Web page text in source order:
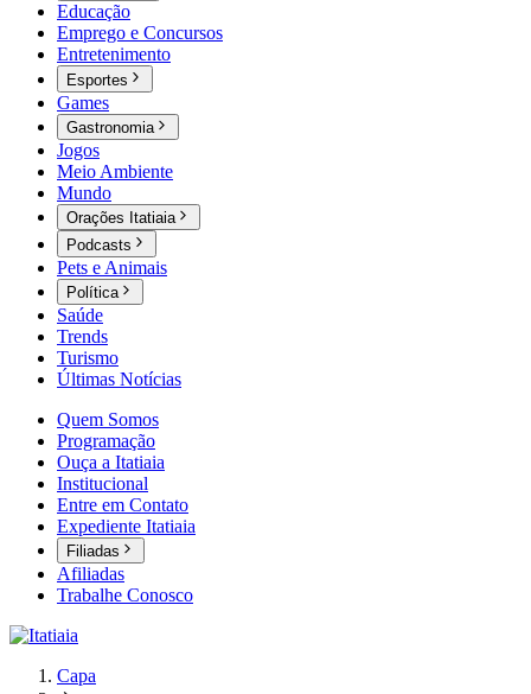
Educação
Emprego e Concursos
Entretenimento
Esportes
Games
Gastronomia
Jogos
Meio Ambiente
Mundo
Orações Itatiaia
Podcasts
Pets e Animais
Política
Saúde
Trends
Turismo
Últimas Notícias
Quem Somos
Programação
Ouça a Itatiaia
Institucional
Entre em Contato
Expediente Itatiaia
Filiadas
Afiliadas
Trabalhe Conosco
Capa